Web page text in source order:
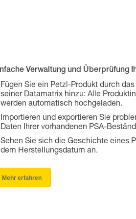
Verwaltung und Überprüfung
Fügen Sie ein Petzl-Produkt durch
seiner Datamatrix hinzu: Alle
werden automatisch hochgeladen.
Importieren und exportieren Sie
Daten Ihrer vorhandenen PSA-
Sehen Sie sich die Geschichte eines
dem Herstellungsdatum an.
Mehr erfahren